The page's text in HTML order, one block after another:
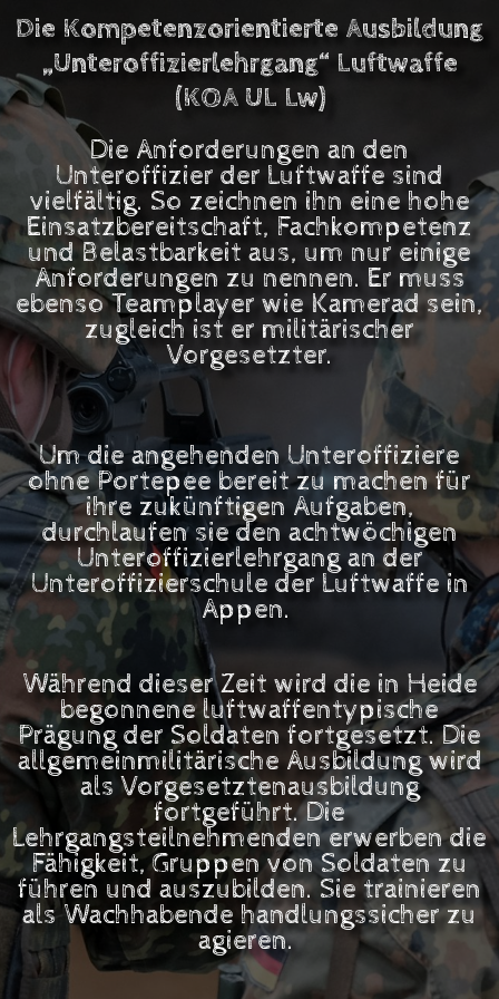
Die Kompetenzorientierte Ausbildung
„Unteroffizierlehrgang“ Luftwaffe
(KOA UL Lw)
Die Anforderungen an den
Unteroffizier der Luftwaffe sind
vielfältig. So zeichnen ihn eine hohe
Einsatzbereitschaft, Fachkompetenz
und Belastbarkeit aus, um nur einige
Anforderungen zu nennen. Er muss
ebenso Teamplayer wie Kamerad sein,
zugleich ist er militärischer
Vorgesetzter.
Um die angehenden Unteroffiziere
ohne Portepee bereit zu machen für
ihre zukünftigen Aufgaben,
durchlaufen sie den achtwöchigen
Unteroffizierlehrgang an der
Unteroffizierschule der Luftwaffe in
Appen.
Während dieser Zeit wird die in Heide
begonnene luftwaffentypische
Prägung der Soldaten fortgesetzt. Die
allgemeinmilitärische Ausbildung wird
als Vorgesetztenausbildung
fortgeführt. Die
Lehrgangsteilnehmenden erwerben die
Fähigkeit, Gruppen von Soldaten zu
führen und auszubilden. Sie trainieren
als Wachhabende handlungssicher zu
agieren.